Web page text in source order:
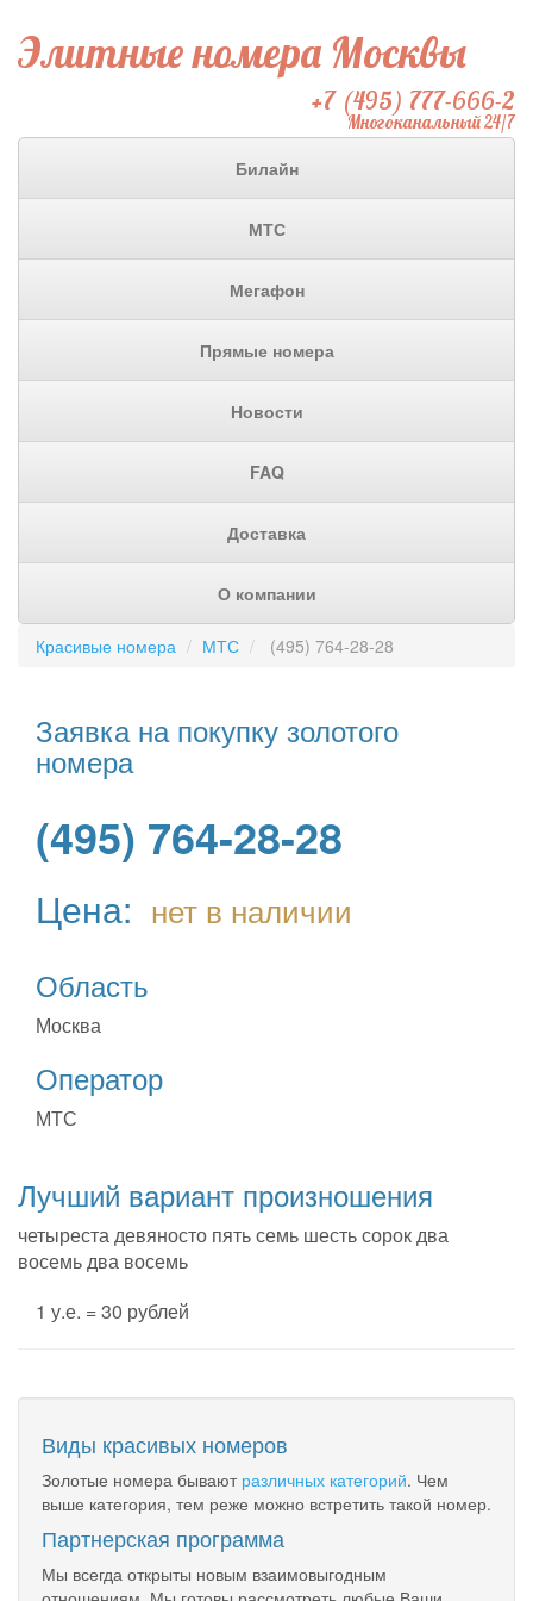
Элитные номера Москвы
+7 (495) 777-666-2
Многоканальный 24/7
Билайн
МТС
Мегафон
Прямые номера
Новости
FAQ
Доставка
О компании
Красивые номера МТС (495) 764-28-28
Заявка на покупку золотого
номера
(495) 764-28-28
Цена: нет в наличии
Область
Москва
Оператор
МТС
Лучший вариант произношения
четыреста девяносто пять семь шесть сорок два
восемь два восемь
1 у.е. = 30 рублей
Виды красивых номеров
Золотые номера бывают различных категорий. Чем
выше категория, тем реже можно встретить такой номер.
Партнерская программа
Мы всегда открыты новым взаимовыгодным